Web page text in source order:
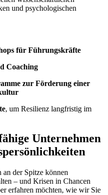
und psychologischen
für Führungskräfte
Coaching
zur Förderung einer
, um Resilienz langfristig im
Unternehmen
der Spitze können
– und Krisen in Chancen
erfahren möchten, wie wir Sie